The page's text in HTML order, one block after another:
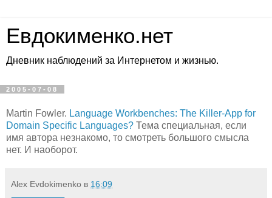
Евдокименко.нет
Дневник наблюдений за Интернетом и жизнью.
2005-07-08
Martin Fowler. Language Workbenches: The Killer-App for
Domain Specific Languages? Тема специальная, если
имя автора незнакомо, то смотреть большого смысла
нет. И наоборот.
Alex Evdokimenko в 16:09